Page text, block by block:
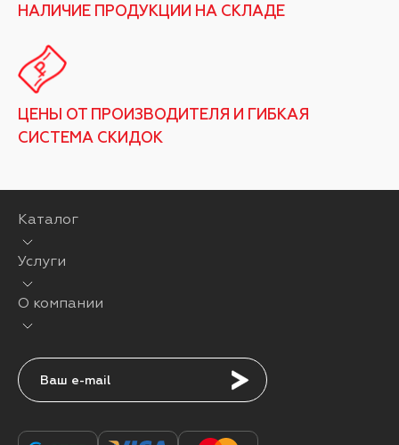
НАЛИЧИЕ ПРОДУКЦИИ НА СКЛАДЕ
ЦЕНЫ ОТ ПРОИЗВОДИТЕЛЯ И ГИБКАЯ
СИСТЕМА СКИДОК
Каталог
Услуги
О компании
Подписаться